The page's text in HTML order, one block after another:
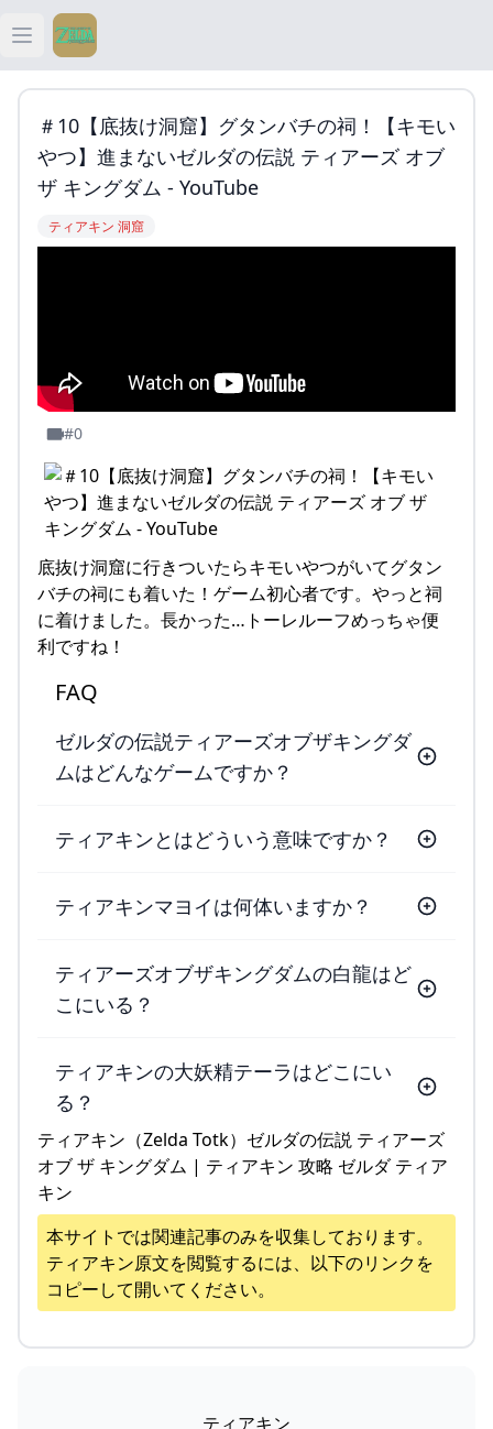
Open main menu
ティアキン
ティアキン 祠
＃10【底抜け洞窟】グタンバチの祠！【キモい
やつ】進まないゼルダの伝説 ティアーズ オブ
ザ キングダム - YouTube
ティアキン 洞窟
#0
底抜け洞窟に行きついたらキモいやつがいてグタン
バチの祠にも着いた！ゲーム初心者です。やっと祠
に着けました。長かった…トーレルーフめっちゃ便
利ですね！
FAQ
ゼルダの伝説ティアーズオブザキングダ
ムはどんなゲームですか？
ティアキンとはどういう意味ですか？
ティアキンマヨイは何体いますか？
ティアーズオブザキングダムの白龍はど
こにいる？
ティアキンの大妖精テーラはどこにい
る？
ティアキン（Zelda Totk）ゼルダの伝説 ティアーズ
オブ ザ キングダム | ティアキン 攻略 ゼルダ ティア
キン
本サイトでは関連記事のみを収集しております。
ティアキン原文を閲覧するには、以下のリンクを
コピーして開いてください。
ティアキン